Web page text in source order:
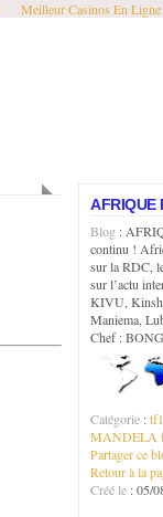
Meilleur Casinos En Ligne
AFRIQUE
Blog :
continu !
sur la RDC,
sur l’actu
KIVU,
Maniema,
Chef :
Catégorie :tf1
MANDELA
Partager ce
Retour à la
Créé le : 05/